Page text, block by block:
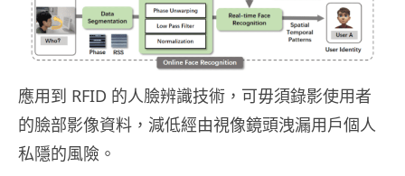
應用到 RFID 的人臉辨識技術，可毋須錄影使用者
的臉部影像資料，減低經由視像鏡頭洩漏用戶個人
私隱的風險。